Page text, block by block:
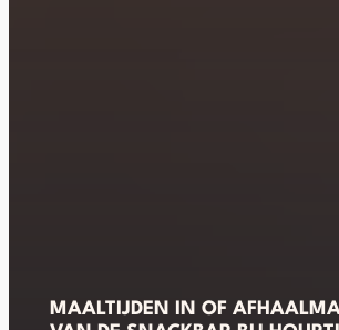
MAALTIJDEN IN OF